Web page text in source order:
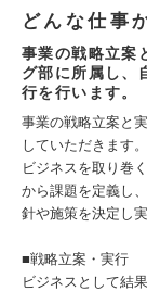
どんな仕事
事業の戦略立案
グ部に所属し、
行を行います。
事業の戦略立案と
していただきます。
ビジネスを取り巻
から課題を定義し
針や施策を決定し
■戦略立案・実行
ビジネスとして結